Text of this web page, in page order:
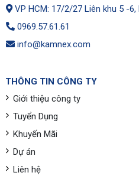
VP HCM: 17/2/27 Liên khu 5 -6,
0969.57.61.61
info@kamnex.com
THÔNG TIN CÔNG TY
Giới thiệu công ty
Tuyển Dụng
Khuyến Mãi
Dự án
Liên hệ